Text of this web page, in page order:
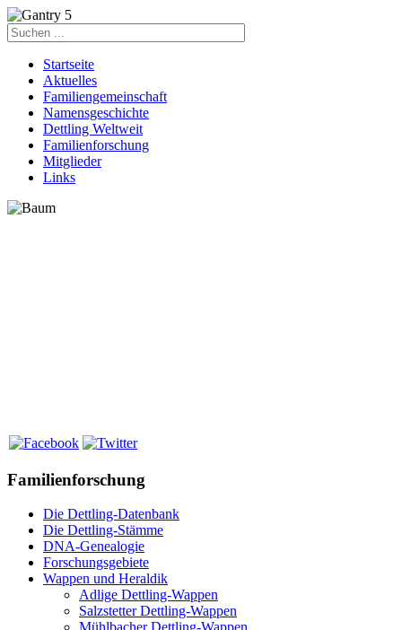
Startseite
Aktuelles
Familiengemeinschaft
Namensgeschichte
Dettling Weltweit
Familienforschung
Mitglieder
Links
Familienforschung
Die Dettling-Datenbank
Die Dettling-Stämme
DNA-Genealogie
Forschungsgebiete
Wappen und Heraldik
Adlige Dettling-Wappen
Salzstetter Dettling-Wappen